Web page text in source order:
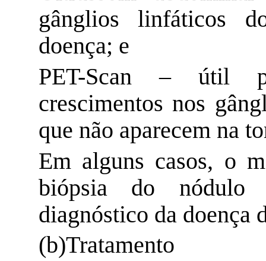
gânglios linfáticos
doença; e
PET-Scan – útil
crescimentos nos
que não aparecem na
Em alguns casos, o
biópsia do
diagnóstico da doença
(b)Tratamento